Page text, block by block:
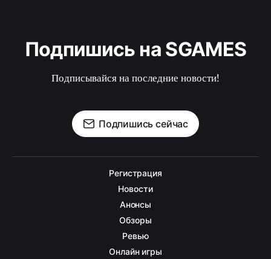
Подпишись на SGAMES
Подписывайся на последние новости!
Подпишись сейчас
Регистрация
Новости
Анонсы
Обзоры
Ревью
Онлайн игры